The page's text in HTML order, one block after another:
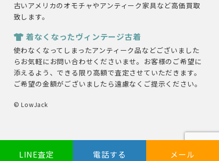
古いアメリカのオモチャやアンティーク家具など高価買取
致します。
着なくなったヴィンテージ古着
使わなくなってしまったアンティーク品などございました
らお気軽にお問い合わせくださいませ。お客様のご希望に
添えるよう、できる限り高額で査定させていただきます。
ご希望の金額がございましたら遠慮なくご提示ください。
© LowJack
LINE査定 電話する メール